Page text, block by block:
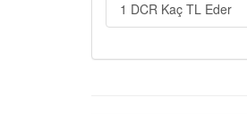
1 DCR Kaç TL Eder